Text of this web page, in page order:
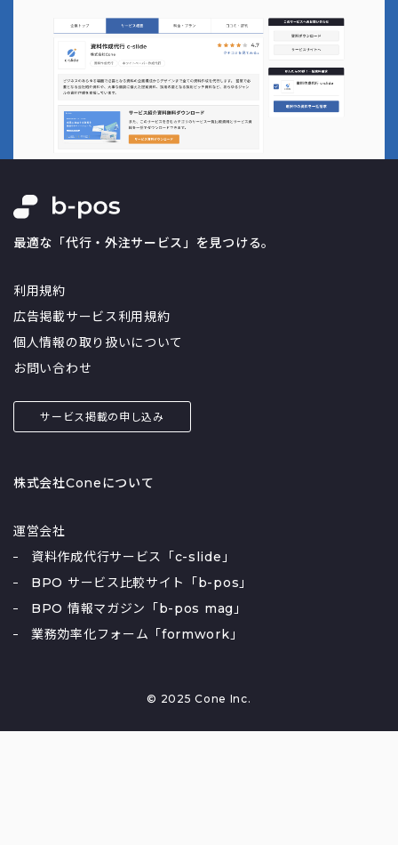
最適な「代行・外注サービス」を見つける。
利用規約
広告掲載サービス利用規約
個人情報の取り扱いについて
お問い合わせ
サービス掲載の申し込み
株式会社Coneについて
運営会社
資料作成代行サービス「c-slide」
BPO サービス比較サイト「b-pos」
BPO 情報マガジン「b-pos mag」
業務効率化フォーム「formwork」
© 2025 Cone Inc.